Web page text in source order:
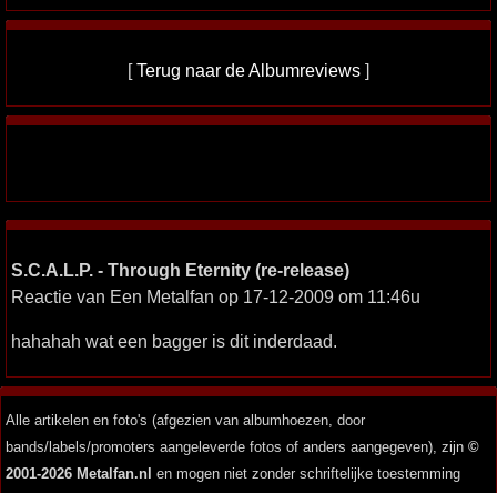
[Terug naar de Albumreviews ]
S.C.A.L.P. - Through Eternity (re-release)
Reactie van Een Metalfan op 17-12-2009 om 11:46u
hahahah wat een bagger is dit inderdaad.
Alle artikelen en foto's (afgezien van albumhoezen, door
bands/labels/promoters aangeleverde fotos of anders aangegeven), zijn ©
2001-2026 Metalfan.nl en mogen niet zonder schriftelijke toestemming